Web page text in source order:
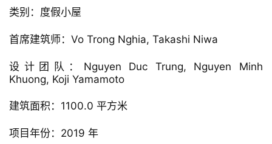
类别：度假小屋
首席建筑师：Vo Trong Nghia, Takashi Niwa
设计团队：Nguyen Duc Trung, Nguyen Minh
Khuong, Koji Yamamoto
建筑面积：1100.0 平方米
项目年份：2019 年